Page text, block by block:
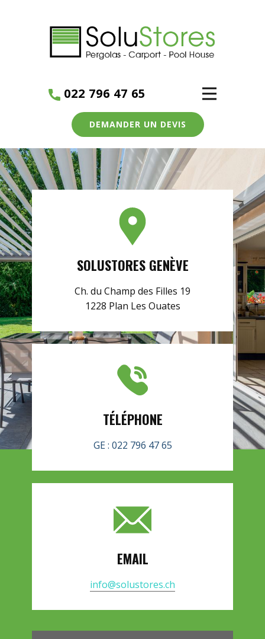
022 796 47 65
DEMANDER UN DEVIS
SOLUSTORES GENÈVE
Ch. du Champ des Filles 19
1228 Plan Les Ouates
TÉLÉPHONE
GE : 022 796 47 65
EMAIL
info@solustores.ch